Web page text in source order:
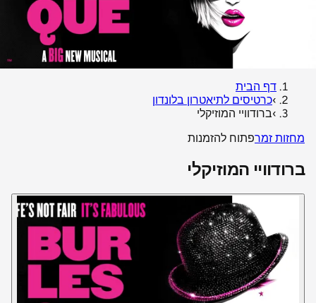
דף הבית
›כרטיסים לתיאטרון בלונדון
›ברודוויי המוזיקלי
מחזות זמרפתוח להזמנות
ברודוויי המוזיקלי